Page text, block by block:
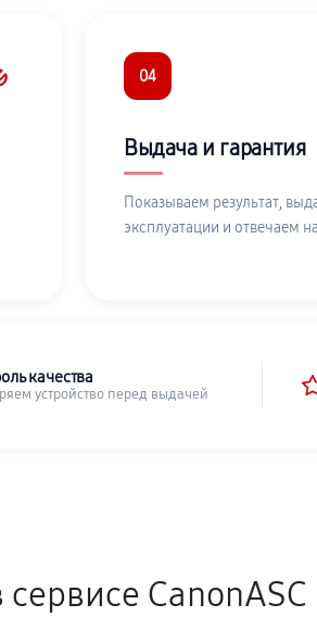
04
Выдача и гарантия
Показываем результат,
эксплуатации и отвечаем
качества
устройство перед выдачей
CanonASC